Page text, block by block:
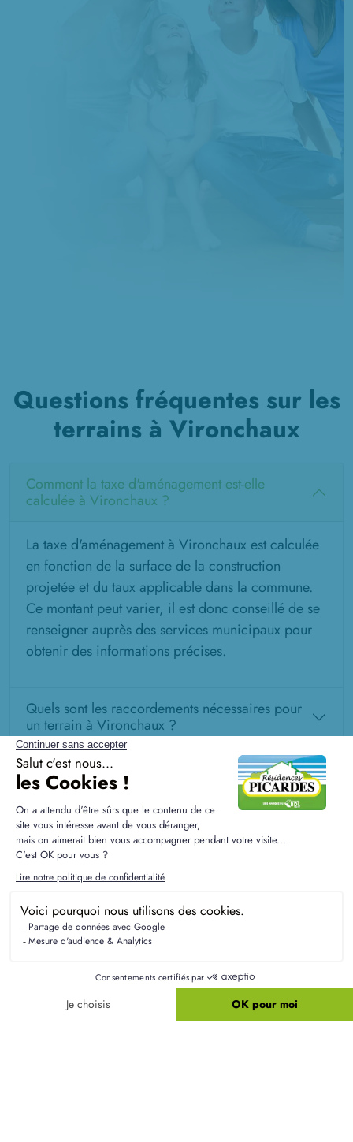
Questions fréquentes sur les
terrains à Vironchaux
Comment la taxe d'aménagement est-elle
calculée à Vironchaux ?
La taxe d'aménagement à Vironchaux est calculée
en fonction de la surface de la construction
projetée et du taux applicable dans la commune.
Ce montant peut varier, il est donc conseillé de se
renseigner auprès des services municipaux pour
obtenir des informations précises.
Quels sont les raccordements nécessaires pour
un terrain à Vironchaux ?
Est-il possible de financer à la fois le terrain et la
construction dans un seul prêt ?
Résidences Picardes est le 1er constructeur régional de
maisons individuelles dans la Picardie